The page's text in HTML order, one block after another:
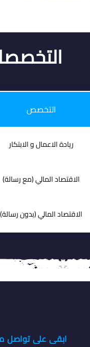
التخصص
ريادة الاعمال و الابتكار
الاقتصاد المالي (مع رسالة)
الاقتصاد المالي (بدون رسالة)
علم النفس (مع رسالة)
ابقى على تواصل